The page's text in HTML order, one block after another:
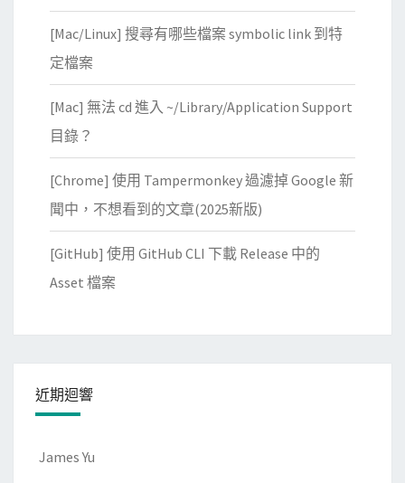
[Mac/Linux] 搜尋有哪些檔案 symbolic link 到特
定檔案
[Mac] 無法 cd 進入 ~/Library/Application Support
目錄？
[Chrome] 使用 Tampermonkey 過濾掉 Google 新
聞中，不想看到的文章(2025新版)
[GitHub] 使用 GitHub CLI 下載 Release 中的
Asset 檔案
近期迴響
James Yu